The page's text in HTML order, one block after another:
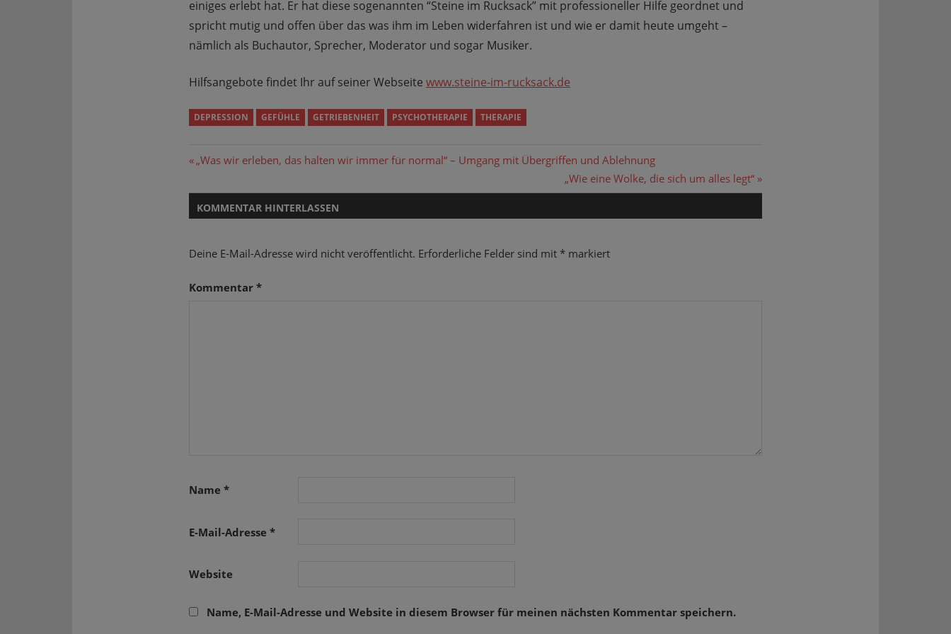
einiges erlebt hat. Er hat diese sogenannten “Steine im Rucksack” mit professioneller Hilfe geordnet und
spricht mutig und offen über das was ihm im Leben widerfahren ist und wie er damit heute umgeht –
nämlich als Buchautor, Sprecher, Moderator und sogar Musiker.
Hilfsangebote findet Ihr auf seiner Webseite www.steine-im-rucksack.de
DEPRESSION GEFÜHLE GETRIEBENHEIT PSYCHOTHERAPIE THERAPIE
Beitragsnavigation
Vorheriger
„Was wir erleben, das halten wir immer für normal“ – Umgang mit Übergriffen und Ablehnung
Nächster
Beitrag:
„Wie eine Wolke, die sich um alles legt“
KOMMENTAR HINTERLASSEN
Deine E-Mail-Adresse wird nicht veröffentlicht. Erforderliche Felder sind mit * markiert
Kommentar *
Name *
E-Mail-Adresse *
Website
Name, E-Mail-Adresse und Website in diesem Browser für meinen nächsten Kommentar speichern.